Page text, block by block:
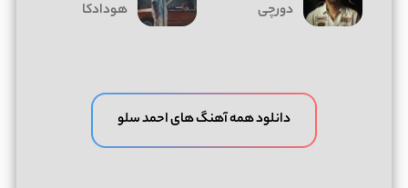
دورچی هودادکا
دانلود همه آهنگ های احمد سلو